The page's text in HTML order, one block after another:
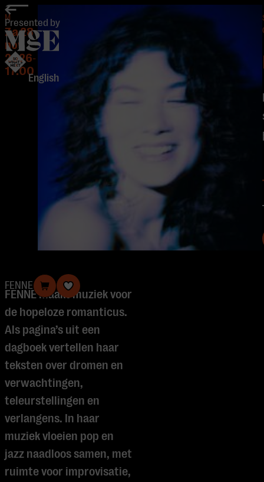
Presented by
home
English
M
Za 28
nov
2026-
17:00
FENNE
FENNE maakt muziek voor
de hopeloze romanticus.
Als pagina’s uit een
dagboek vertellen haar
teksten over dromen en
verwachtingen,
teleurstellingen en
verlangens. In haar
muziek vloeien pop en
jazz naadloos samen, met
ruimte voor improvisatie,